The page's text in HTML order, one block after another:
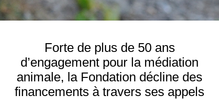
Forte de plus de 50 ans
d’engagement pour la médiation
animale, la Fondation décline des
financements à travers ses appels